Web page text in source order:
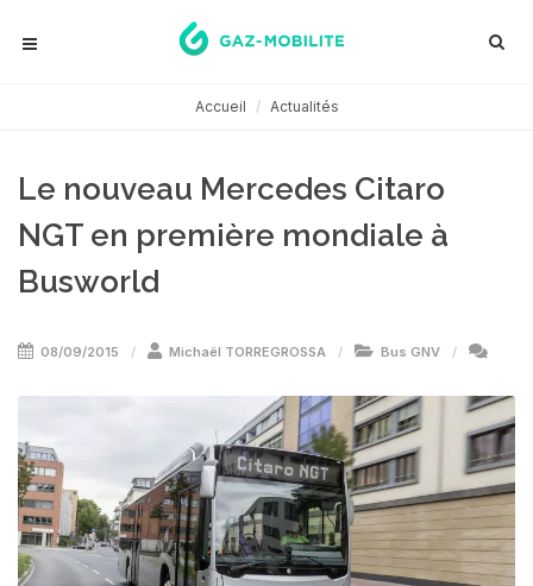
Accueil Actualités
Le nouveau Mercedes Citaro
NGT en première mondiale à
Busworld
08/09/2015 Michaël TORREGROSSA Bus GNV